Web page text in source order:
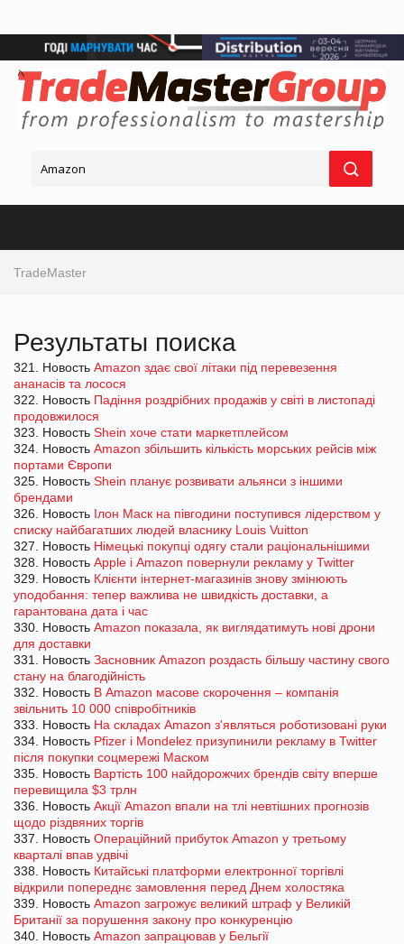
TradeMaster
Результаты поиска
321. Новость Amazon здає свої літаки під перевезення
ананасів та лосося
322. Новость Падіння роздрібних продажів у світі в листопаді
продовжилося
323. Новость Shein хоче стати маркетплейсом
324. Новость Amazon збільшить кількість морських рейсів між
портами Європи
325. Новость Shein планує розвивати альянси з іншими
брендами
326. Новость Ілон Маск на півгодини поступився лідерством у
списку найбагатших людей власнику Louis Vuitton
327. Новость Німецькі покупці одягу стали раціональнішими
328. Новость Apple і Amazon повернули рекламу у Twitter
329. Новость Клієнти інтернет-магазинів знову змінюють
уподобання: тепер важлива не швидкість доставки, а
гарантована дата і час
330. Новость Amazon показала, як виглядатимуть нові дрони
для доставки
331. Новость Засновник Amazon роздасть більшу частину свого
стану на благодійність
332. Новость В Amazon масове скорочення – компанія
звільнить 10 000 співробітників
333. Новость На складах Amazon з'являться роботизовані руки
334. Новость Pfizer і Mondelez призупинили рекламу в Twitter
після покупки соцмережі Маском
335. Новость Вартість 100 найдорожчих брендів світу вперше
перевищила $3 трлн
336. Новость Акції Amazon впали на тлі невтішних прогнозів
щодо різдвяних торгів
337. Новость Операційний прибуток Amazon у третьому
кварталі впав удвічі
338. Новость Китайські платформи електронної торгівлі
відкрили попереднє замовлення перед Днем холостяка
339. Новость Amazon загрожує великий штраф у Великій
Британії за порушення закону про конкуренцію
340. Новость Amazon запрацював у Бельгії